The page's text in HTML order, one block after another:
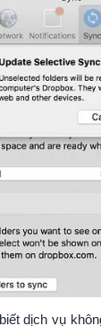
dịch vụ